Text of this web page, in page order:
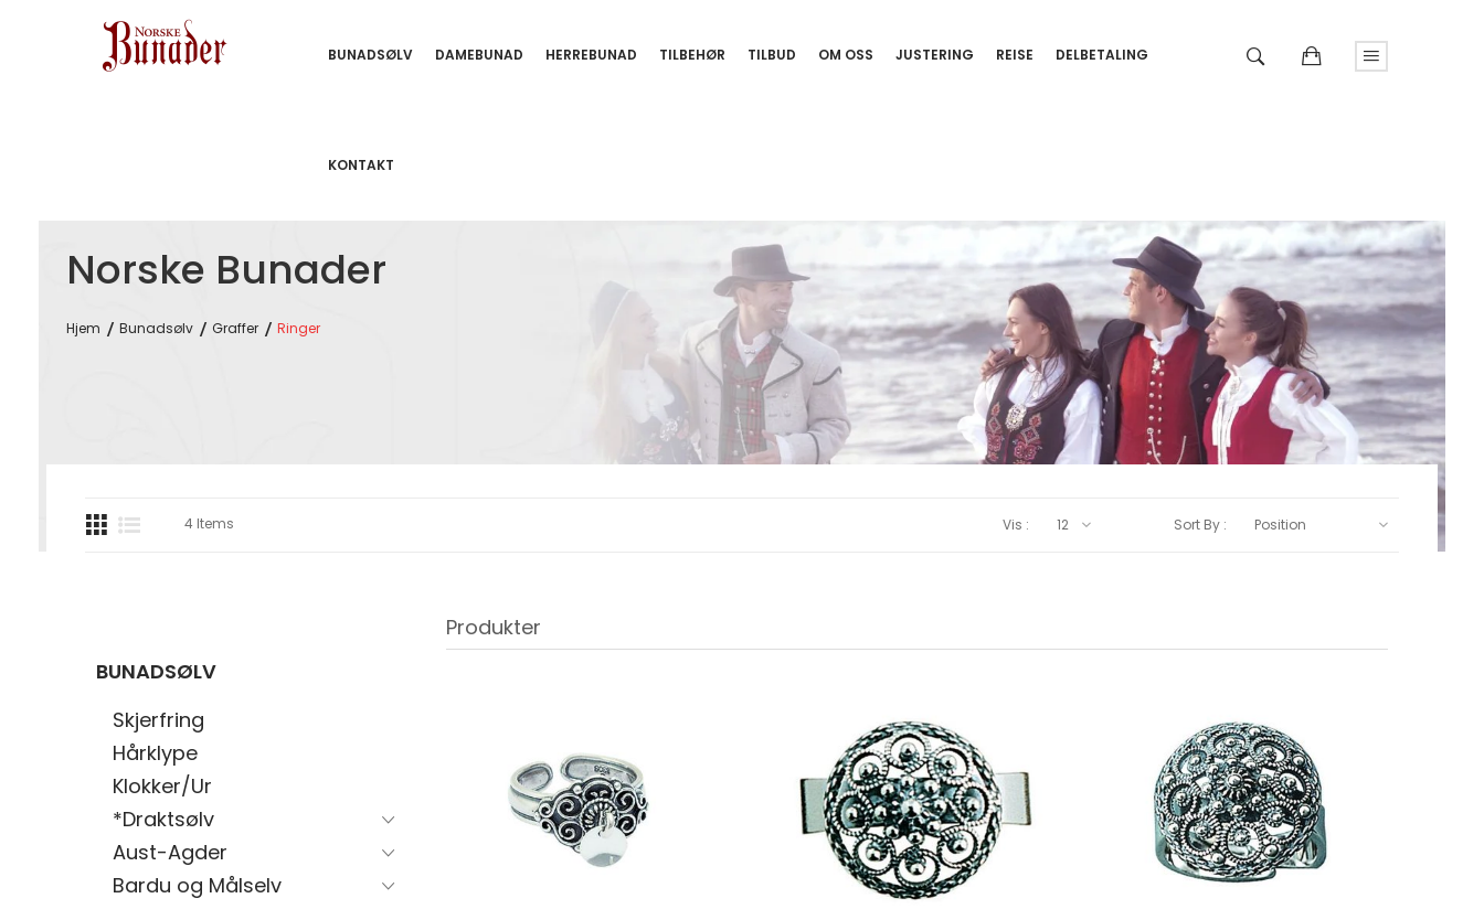
BUNADSØLV DAMEBUNAD HERREBUNAD TILBEHØR TILBUD OM OSS JUSTERING REISE DELBETALING
KONTAKT
Norske Bunader
Hjem Bunadsølv Graffer Ringer
BUNADSØLV
Skjerfring
Hårklype
Klokker/Ur
*Draktsølv
Aust-Agder
Bardu og Målselv
Produkter
4 Items Vis : Sort By :